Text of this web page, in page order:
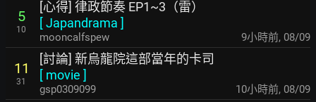
5
10
[心得] 律政節奏 EP1~3（雷）
[Japandrama ]
mooncalfspew 9小時前, 08/09
11
31
[討論] 新烏龍院這部當年的卡司
[ movie ]
gsp0309099 10小時前, 08/09